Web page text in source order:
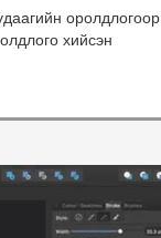
оролдлогоор
хийсэн